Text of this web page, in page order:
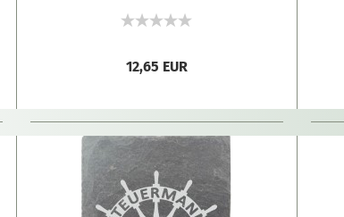
12,65 EUR